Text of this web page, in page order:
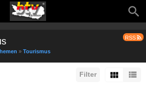
RSS
» Tourismus
Filter